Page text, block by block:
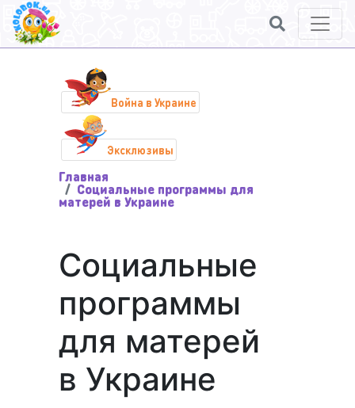
Война в Украине
Эксклюзивы
Главная
Социальные программы для
матерей в Украине
Социальные
программы
для матерей
в Украине